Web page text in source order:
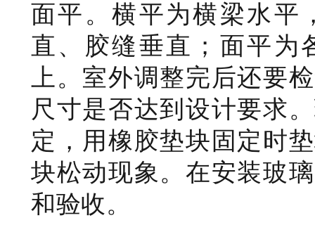
面平。横平为横梁水平
直、胶缝垂直；面平为
上。室外调整完后还要
尺寸是否达到设计要求
定，用橡胶垫块固定时
块松动现象。在安装玻
和验收。